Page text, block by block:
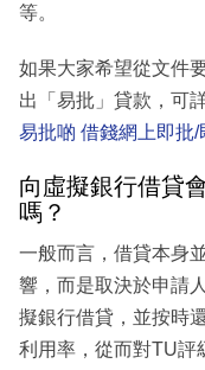
等。
如果大家希望從文件
出「易批」貸款，可
易批啲 借錢網上即批
向虛擬銀行借貸
嗎？
一般而言，借貸本身
響，而是取決於申請
擬銀行借貸，並按時
利用率，從而對TU評